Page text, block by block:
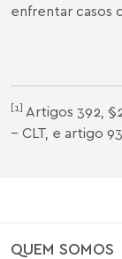
enfrentar casos
[1] Artigos 392 ,
– CLT, e artigo 93
QUEM SOMOS